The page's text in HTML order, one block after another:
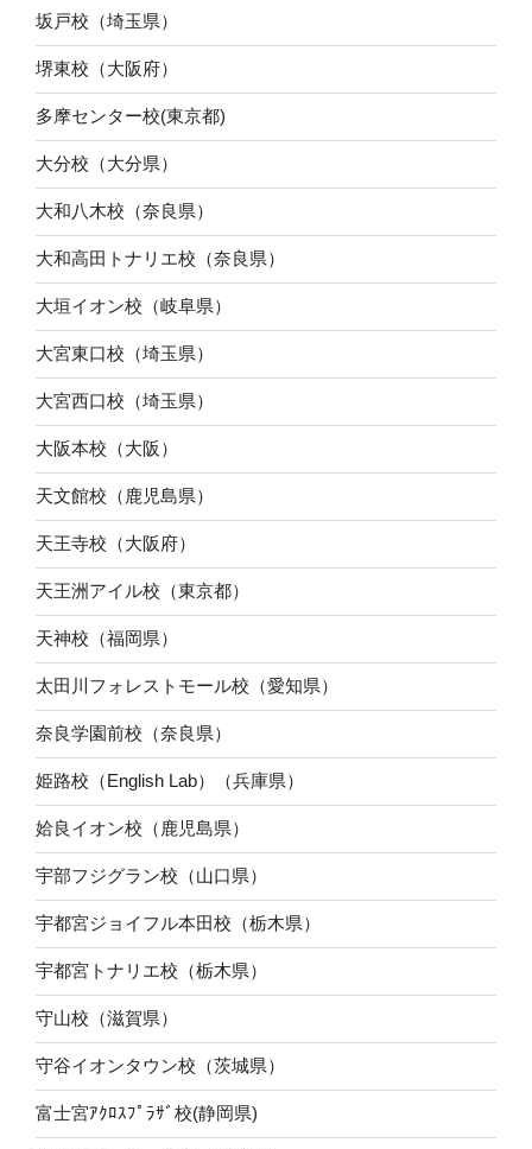
坂戸校（埼玉県）
堺東校（大阪府）
多摩センター校(東京都)
大分校（大分県）
大和八木校（奈良県）
大和高田トナリエ校（奈良県）
大垣イオン校（岐阜県）
大宮東口校（埼玉県）
大宮西口校（埼玉県）
大阪本校（大阪）
天文館校（鹿児島県）
天王寺校（大阪府）
天王洲アイル校（東京都）
天神校（福岡県）
太田川フォレストモール校（愛知県）
奈良学園前校（奈良県）
姫路校（English Lab）（兵庫県）
姶良イオン校（鹿児島県）
宇部フジグラン校（山口県）
宇都宮ジョイフル本田校（栃木県）
宇都宮トナリエ校（栃木県）
守山校（滋賀県）
守谷イオンタウン校（茨城県）
富士宮ｱｸﾛｽﾌﾟﾗｻﾞ校(静岡県)